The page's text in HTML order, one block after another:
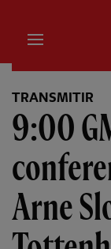
TRANSMITIR
9:00
Arne